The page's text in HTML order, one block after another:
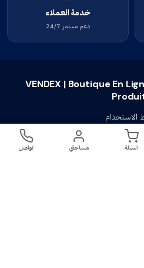
خدمة العملاء
دعم مستمر 24/7
VENDEX | Boutique En
الاستخدام
الخصوصية
والإسترجاع
السلة مساحتي تواصل